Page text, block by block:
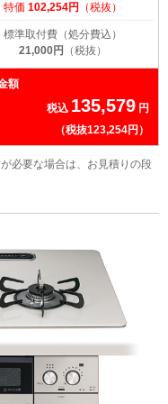
特価 102,254円 （税抜）
標準取付費（処分費込）
21,000円
（税抜）
額
税込 135,579 円
（税抜123,254円）
必要な場合は、お見積りの段